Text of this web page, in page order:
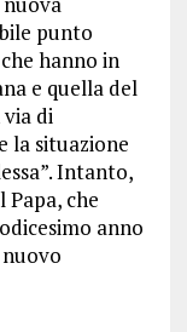
punto
hanno in
e quella del
di
la situazione
Intanto,
Papa, che
anno